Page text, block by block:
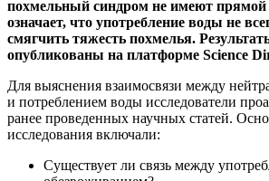
похмельный синдром не имеют прямой
означает, что употребление воды не
смягчить тяжесть похмелья.
опубликованы на платформе Science
Для выяснения взаимосвязи между
и потреблением воды исследователи
ранее проведенных научных статей.
исследования включали:
Существует ли связь между